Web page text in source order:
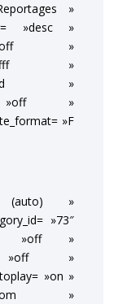
»
»desc »
»off »
»
»
»off »
»F
(auto) »
»73″
»off »
»off »
»on »
»